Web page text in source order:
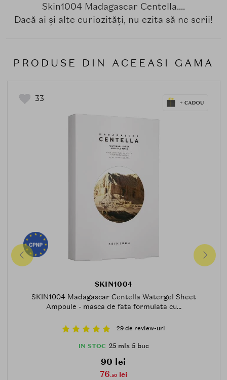
Skin1004 Madagascar Centella....
Dacă ai și alte curiozități, nu ezita să ne scrii!
PRODUSE DIN ACEEASI GAMA
33
SKIN1004
SKIN1004 Madagascar Centella Watergel Sheet
Ampoule - masca de fata formulata cu...
29 de review-uri
IN STOC 25 mlx 5 buc
90 lei
76.50 lei